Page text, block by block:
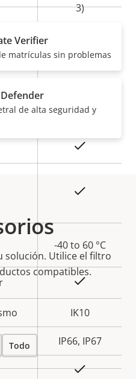
3)
Sí
-40 to 60 °C
IK10
IP66, IP67
Sí
Verifier
matrículas sin problemas
de alta seguridad y
solución. Utilice el filtro
compatibles.
Todo